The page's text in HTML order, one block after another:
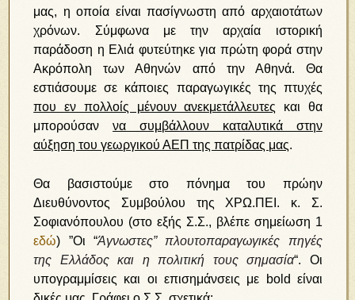
μας, η οποία είναι πασίγνωστη από αρχαιοτάτων
χρόνων. Σύμφωνα με την αρχαία ιστορική
παράδοση η Ελιά φυτεύτηκε για πρώτη φορά στην
Ακρόπολη των Αθηνών από την Αθηνά. Θα
εστιάσουμε σε κάποιες παραγωγικές της πτυχές
που εν πολλοίς μένουν ανεκμετάλλευτες και θα
μπορούσαννα συμβάλλουν καταλυτικά στην
αύξηση του γεωργικού ΑΕΠ της πατρίδας μας.
Θα βασιστούμε στο πόνημα του πρώην
Διευθύνοντος Συμβούλου της ΧΡΩ.ΠΕΙ. κ. Σ.
Σοφιανόπουλου (στο εξής Σ.Σ., βλέπε σημείωση 1
εδώ) ”Οι “Άγνωστες” πλουτοπαραγωγικές πηγές
της Ελλάδος και η πολιτική τους σημασία“. Οι
υπογραμμίσεις και οι επισημάνσεις με bold είναι